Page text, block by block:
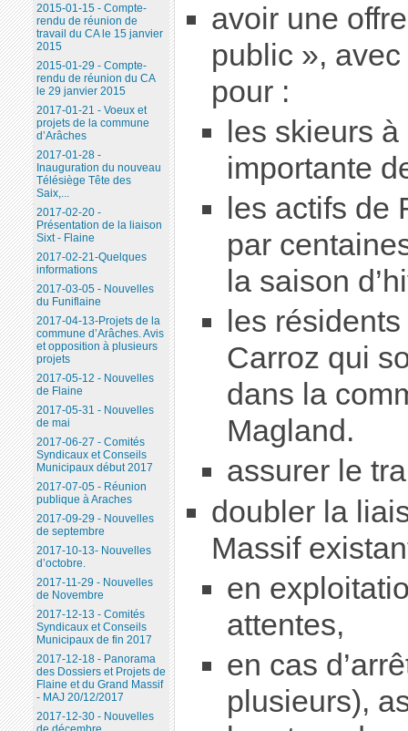
avoir une
public »,
pour :
les skieurs
importante
les actifs de
par
la saison
les
Carroz qui
dans la
Magland.
assurer le
doubler la
Massif
en
attentes,
en cas
plusieurs),
2015-01-15 - Compte-
rendu de réunion de
travail du CA le 15 janvier
2015
2015-01-29 - Compte-
rendu de réunion du CA
le 29 janvier 2015
2017-01-21 - Voeux et
projets de la commune
d’Arâches
2017-01-28 -
Inauguration du nouveau
Télésiège Tête des
Saix,...
2017-02-20 -
Présentation de la liaison
Sixt - Flaine
2017-02-21-Quelques
informations
2017-03-05 - Nouvelles
du Funiflaine
2017-04-13-Projets de la
commune d’Arâches. Avis
et opposition à plusieurs
projets
2017-05-12 - Nouvelles
de Flaine
2017-05-31 - Nouvelles
de mai
2017-06-27 - Comités
Syndicaux et Conseils
Municipaux début 2017
2017-07-05 - Réunion
publique à Araches
2017-09-29 - Nouvelles
de septembre
2017-10-13- Nouvelles
d’octobre.
2017-11-29 - Nouvelles
de Novembre
2017-12-13 - Comités
Syndicaux et Conseils
Municipaux de fin 2017
2017-12-18 - Panorama
des Dossiers et Projets de
Flaine et du Grand Massif
- MAJ 20/12/2017
2017-12-30 - Nouvelles